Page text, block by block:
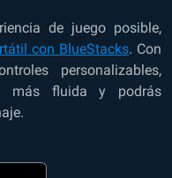
de juego posible,
con BlueStacks. Con
personalizables,
más fluida y podrás